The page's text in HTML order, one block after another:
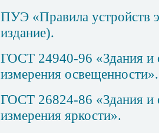
ПУЭ «Правила устройств
издание).
ГОСТ 24940-96 «Здания
измерения освещенности».
ГОСТ 26824-86 «Здания
измерения яркости».